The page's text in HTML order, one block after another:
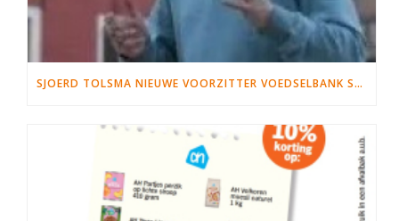
SJOERD TOLSMA NIEUWE VOORZITTER VOEDSELBANK SNEEK WYMBRITSERADIEL